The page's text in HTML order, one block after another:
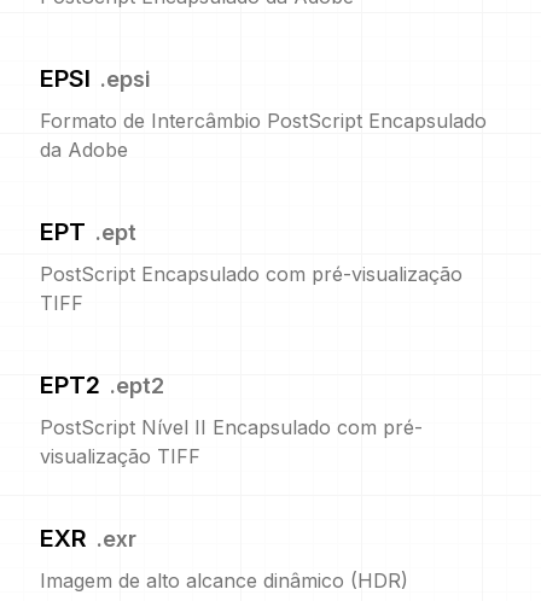
EPSI .epsi
Formato de Intercâmbio PostScript Encapsulado
da Adobe
EPT .ept
PostScript Encapsulado com pré-visualização
TIFF
EPT2 .ept2
PostScript Nível II Encapsulado com pré-
visualização TIFF
EXR .exr
Imagem de alto alcance dinâmico (HDR)